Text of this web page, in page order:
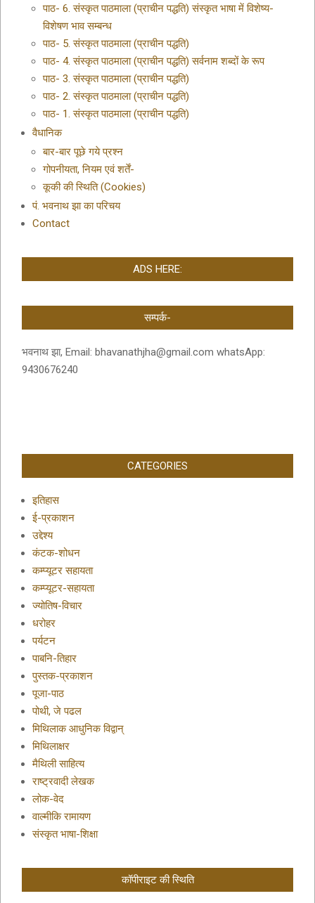
पाठ- 6. संस्कृत पाठमाला (प्राचीन पद्धति) संस्कृत भाषा में विशेष्य-
विशेषण भाव सम्बन्ध
पाठ- 5. संस्कृत पाठमाला (प्राचीन पद्धति)
पाठ- 4. संस्कृत पाठमाला (प्राचीन पद्धति) सर्वनाम शब्दों के रूप
पाठ- 3. संस्कृत पाठमाला (प्राचीन पद्धति)
पाठ- 2. संस्कृत पाठमाला (प्राचीन पद्धति)
पाठ- 1. संस्कृत पाठमाला (प्राचीन पद्धति)
वैधानिक
बार-बार पूछे गये प्रश्न
गोपनीयता, नियम एवं शर्तें-
कूकी की स्थिति (Cookies)
पं. भवनाथ झा का परिचय
Contact
ADS HERE:
सम्पर्क-
भवनाथ झा, Email: bhavanathjha@gmail.com whatsApp:
9430676240
CATEGORIES
इतिहास
ई-प्रकाशन
उद्देश्य
कंटक-शोधन
कम्प्यूटर सहायता
कम्प्यूटर-सहायता
ज्योतिष-विचार
धरोहर
पर्यटन
पाबनि-तिहार
पुस्तक-प्रकाशन
पूजा-पाठ
पोथी, जे पढल
मिथिलाक आधुनिक विद्वान्
मिथिलाक्षर
मैथिली साहित्य
राष्ट्रवादी लेखक
लोक-वेद
वाल्मीकि रामायण
संस्कृत भाषा-शिक्षा
कॉपीराइट की स्थिति